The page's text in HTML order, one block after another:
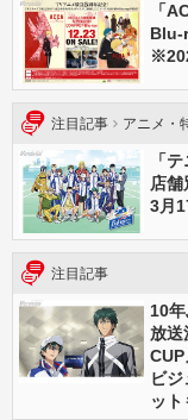
「
Blu-
注目記事 アニメ・
「
店
3月
注目記事
10
放送
ビ
ット